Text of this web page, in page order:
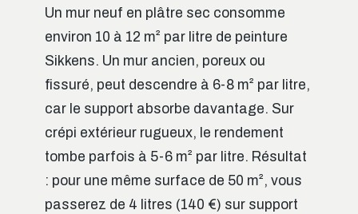
Un mur neuf en plâtre sec consomme
environ 10 à 12 m² par litre de peinture
Sikkens. Un mur ancien, poreux ou
fissuré, peut descendre à 6-8 m² par litre,
car le support absorbe davantage. Sur
crépi extérieur rugueux, le rendement
tombe parfois à 5-6 m² par litre. Résultat
: pour une même surface de 50 m², vous
passerez de 4 litres (140 €) sur support